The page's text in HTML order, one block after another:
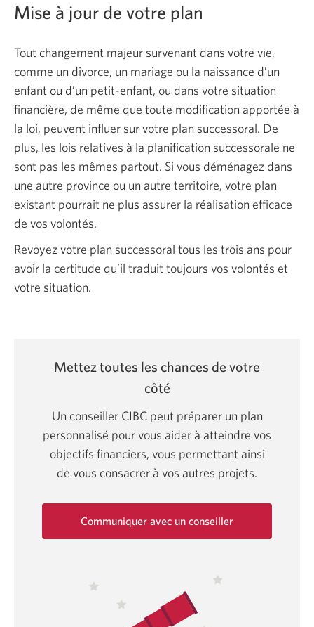
Mise à jour de votre plan
Tout changement majeur survenant dans votre vie,
comme un divorce, un mariage ou la naissance d’un
enfant ou d’un petit-enfant, ou dans votre situation
financière, de même que toute modification apportée à
la loi, peuvent influer sur votre plan successoral. De
plus, les lois relatives à la planification successorale ne
sont pas les mêmes partout. Si vous déménagez dans
une autre province ou un autre territoire, votre plan
existant pourrait ne plus assurer la réalisation efficace
de vos volontés.
Revoyez votre plan successoral tous les trois ans pour
avoir la certitude qu’il traduit toujours vos volontés et
votre situation.
Mettez toutes les chances de votre
côté
Un conseiller CIBC peut préparer un plan
personnalisé pour vous aider à atteindre vos
objectifs financiers, vous permettant ainsi
de vous consacrer à vos autres projets.
Communiquer avec un conseiller
s'affichera.